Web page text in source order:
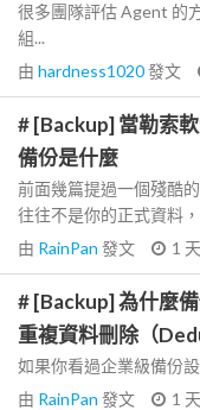
很多團隊評估 Agent 的
組...
由 hardness1020發文
# [Backup] 當勒索
備份是什麼
前面幾篇提過一個殘酷
往往不是你的正式資料，
由 RainPan 發文 1
# [Backup] 為什麼
重複資料刪除（
如果你看過企業級備份
由 RainPan 發文 1